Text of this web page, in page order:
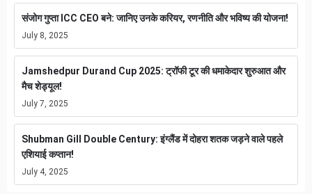
संजोग गुप्ता ICC CEO बने: जानिए उनके करियर, रणनीति और भविष्य की योजना!
July 8, 2025
Jamshedpur Durand Cup 2025: ट्रॉफी टूर की धमाकेदार शुरुआत और
मैच शेड्यूल!
July 7, 2025
Shubman Gill Double Century: इंग्लैंड में दोहरा शतक जड़ने वाले पहले
एशियाई कप्तान!
July 4, 2025